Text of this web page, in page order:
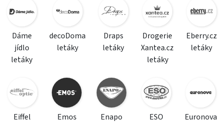
Dáme
jídlo
letáky
decoDoma
letáky
Draps
letáky
Drogerie
Xantea.cz
letáky
Eberry.cz
letáky
Eiffel
Emos
Enapo
ESO
Euronova